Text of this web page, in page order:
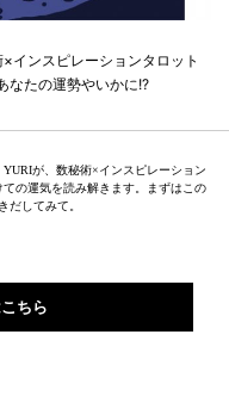
インスピレーションタロット
なたの運勢やいかに!?
が、数秘術×インスピレーション
の運気を読み解きます。まずはこの
だしてみて。
ちら